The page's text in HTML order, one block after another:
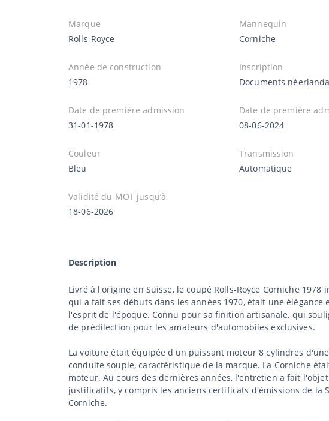
Marque
Rolls-Royce
Mannequin
Corniche
Année de construction
1978
Inscription
Documents
Date de première admission
31-01-1978
Date de première
08-06-2024
Couleur
Bleu
Transmission
Automatique
Validité du MOT jusqu’à
18-06-2026
Description
Livré à l'origine en Suisse, le coupé Rolls-Royce Corniche
qui a fait ses débuts dans les années 1970, était une
l'esprit de l'époque. Connu pour sa finition artisanale, qui
de prédilection pour les amateurs d'automobiles exclusives.
La voiture était équipée d'un puissant moteur 8 cylindres
conduite souple, caractéristique de la marque. La Corniche
moteur. Au cours des dernières années, l'entretien a fait
justificatifs, y compris les anciens certificats d'émissions de
Corniche.